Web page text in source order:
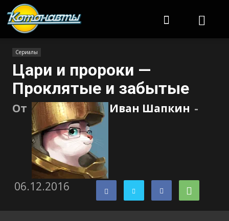
Сериалы
Цари и пророки —
Проклятые и забытые
От Иван Шапкин -
06.12.2016